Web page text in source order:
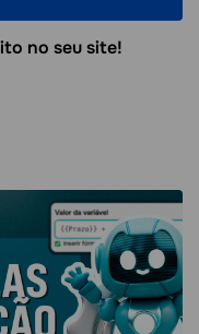
no seu site!